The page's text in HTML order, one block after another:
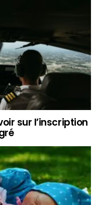
sur l’inscription